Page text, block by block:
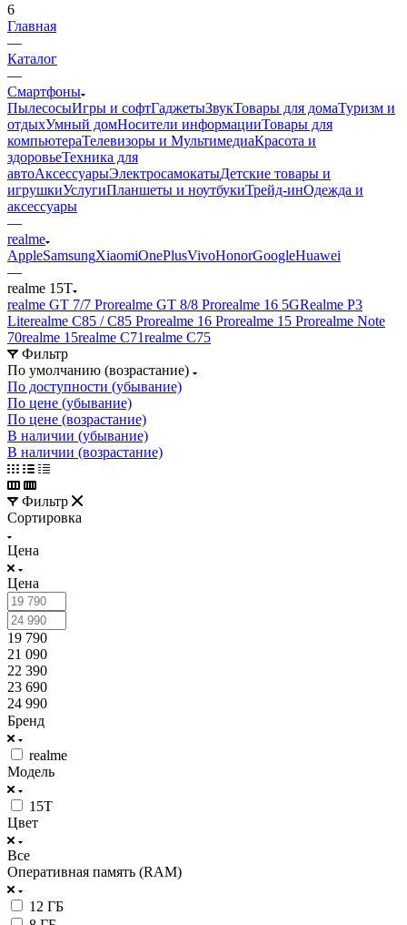
6
Главная
—
Каталог
—
Смартфоны
ПылесосыИгры и софтГаджетыЗвукТовары для домаТуризм и
отдыхУмный домНосители информацииТовары для
компьютераТелевизоры и МультимедиаКрасота и
здоровьеТехника для
автоАксессуарыЭлектросамокатыДетские товары и
игрушкиУслугиПланшеты и ноутбукиТрейд-инОдежда и
аксессуары
—
realme
AppleSamsungXiaomiOnePlusVivoHonorGoogleHuawei
—
realme 15T
realme GT 7/7 Prorealme GT 8/8 Prorealme 16 5GRealme P3
Literealme C85 / C85 Prorealme 16 Prorealme 15 Prorealme Note
70realme 15realme C71realme C75
Фильтр
По умолчанию (возрастание)
По доступности (убывание)
По цене (убывание)
По цене (возрастание)
В наличии (убывание)
В наличии (возрастание)
Фильтр
Сортировка
Цена
Цена
19 790
21 090
22 390
23 690
24 990
Бренд
realme
Модель
15T
Цвет
Все
Оперативная память (RAM)
12 ГБ